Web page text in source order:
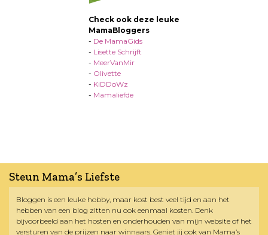
Check ook deze leuke
MamaBloggers
- De MamaGids
- Lisette Schrijft
- MeerVanMir
- Olivette
- KiDDoWz
- Mamaliefde
Steun Mama’s Liefste
Bloggen is een leuke hobby, maar kost best veel tijd en aan het
hebben van een blog zitten nu ook eenmaal kosten. Denk
bijvoorbeeld aan het hosten en onderhouden van mijn website of het
versturen van de prijzen naar winnaars. Geniet jij ook van Mama’s